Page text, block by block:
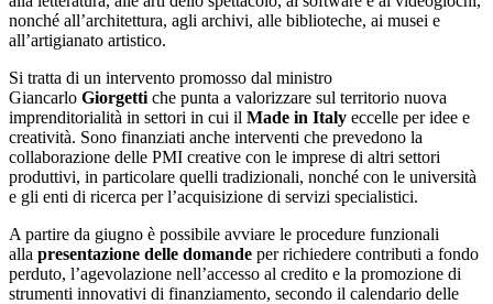
nonché all’architettura, agli archivi, alle biblioteche, ai musei e
all’artigianato artistico.
Si tratta di un intervento promosso dal ministro
Giancarlo Giorgetti che punta a valorizzare sul territorio nuova
imprenditorialità in settori in cui il Made in Italy eccelle per idee e
creatività. Sono finanziati anche interventi che prevedono la
collaborazione delle PMI creative con le imprese di altri settori
produttivi, in particolare quelli tradizionali, nonché con le università
e gli enti di ricerca per l’acquisizione di servizi specialistici.
A partire da giugno è possibile avviare le procedure funzionali
alla presentazione delle domande per richiedere contributi a fondo
perduto, l’agevolazione nell’accesso al credito e la promozione di
strumenti innovativi di finanziamento, secondo il calendario delle